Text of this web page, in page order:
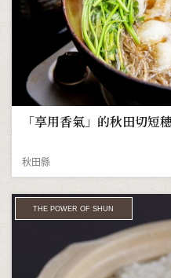
「享用香氣」的秋田切
秋田縣
THE POWER OF SHUN